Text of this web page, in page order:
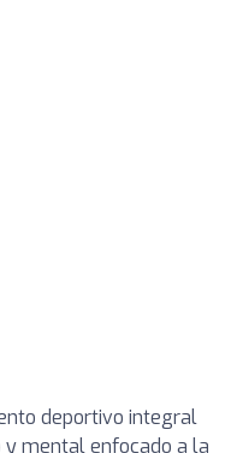
deportivo integral
mental enfocado a la